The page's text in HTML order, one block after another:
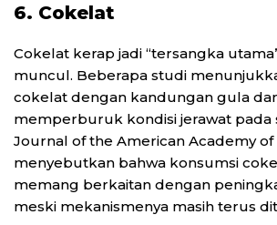
6. Cokelat
Cokelat kerap jadi “tersangka
muncul. Beberapa studi
cokelat dengan kandungan gula
memperburuk kondisi jerawat pada
Journal of the American Academy
menyebutkan bahwa konsumsi
memang berkaitan dengan
meski mekanismenya masih terus